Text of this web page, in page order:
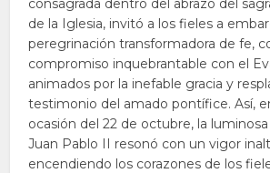
consagrada dentro del abrazo del
de la Iglesia, invitó a los fieles a
peregrinación transformadora de fe,
compromiso inquebrantable con el
animados por la inefable gracia y
testimonio del amado pontífice. Así,
ocasión del 22 de octubre, la
Juan Pablo II resonó con un vigor
encendiendo los corazones de los